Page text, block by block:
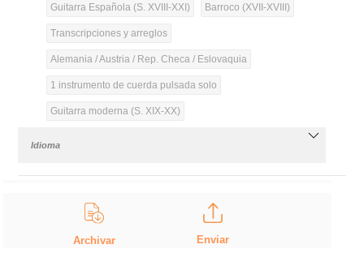
Guitarra Española (S. XVIII-XXI) Barroco (XVII-XVIII)
Transcripciones y arreglos
Alemania / Austria / Rep. Checa / Eslovaquia
1 instrumento de cuerda pulsada solo
Guitarra moderna (S. XIX-XX)
Idioma
Archivar Enviar